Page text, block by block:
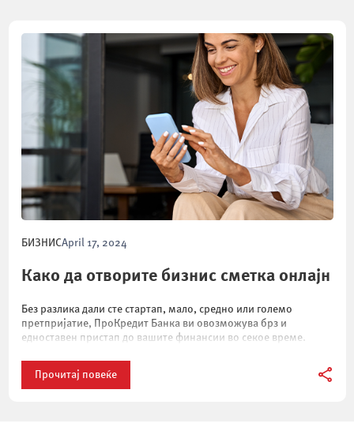
БИЗНИСApril 17, 2024
Како да отворите бизнис сметка онлајн
Без разлика дали сте стартап, мало, средно или големо
претпријатие, ПроКредит Банка ви овозможува брз и
едноставен пристап до вашите финансии во секое време.
Прочитај повеќе